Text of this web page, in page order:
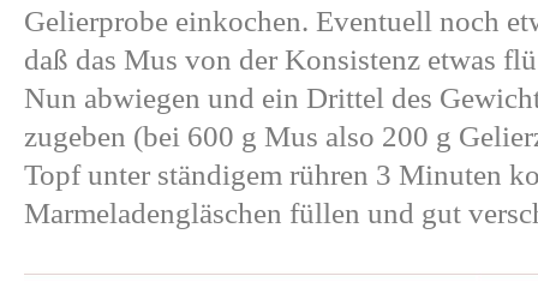
Gelierprobe einkochen. Eventuell noch
daß das Mus von der Konsistenz etwas
Nun abwiegen und ein Drittel des
zugeben (bei 600 g Mus also 200 g
Topf unter ständigem rühren 3 Minuten
Marmeladengläschen füllen und gut